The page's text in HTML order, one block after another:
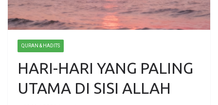
QURAN & HADITS
HARI-HARI YANG PALING
UTAMA DI SISI ALLAH